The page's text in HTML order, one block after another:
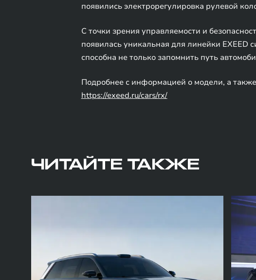
появились электрорегулировка рулевой
С точки зрения управляемости и
появилась уникальная для линейки EXEED
способна не только запомнить путь
Подробнее с информацией о модели, а
https://exeed.ru/cars/rx/
ЧИТАЙТЕ ТАКЖЕ